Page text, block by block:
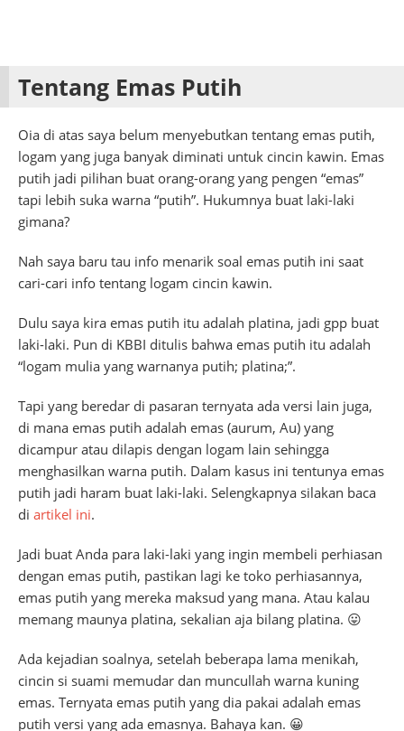
Tentang Emas Putih
Oia di atas saya belum menyebutkan tentang emas putih,
logam yang juga banyak diminati untuk cincin kawin. Emas
putih jadi pilihan buat orang-orang yang pengen “emas”
tapi lebih suka warna “putih”. Hukumnya buat laki-laki
gimana?
Nah saya baru tau info menarik soal emas putih ini saat
cari-cari info tentang logam cincin kawin.
Dulu saya kira emas putih itu adalah platina, jadi gpp buat
laki-laki. Pun di KBBI ditulis bahwa emas putih itu adalah
“logam mulia yang warnanya putih; platina;”.
Tapi yang beredar di pasaran ternyata ada versi lain juga,
di mana emas putih adalah emas (aurum, Au) yang
dicampur atau dilapis dengan logam lain sehingga
menghasilkan warna putih. Dalam kasus ini tentunya emas
putih jadi haram buat laki-laki. Selengkapnya silakan baca
di artikel ini.
Jadi buat Anda para laki-laki yang ingin membeli perhiasan
dengan emas putih, pastikan lagi ke toko perhiasannya,
emas putih yang mereka maksud yang mana. Atau kalau
memang maunya platina, sekalian aja bilang platina. 😛
Ada kejadian soalnya, setelah beberapa lama menikah,
cincin si suami memudar dan muncullah warna kuning
emas. Ternyata emas putih yang dia pakai adalah emas
putih versi yang ada emasnya. Bahaya kan. 😀